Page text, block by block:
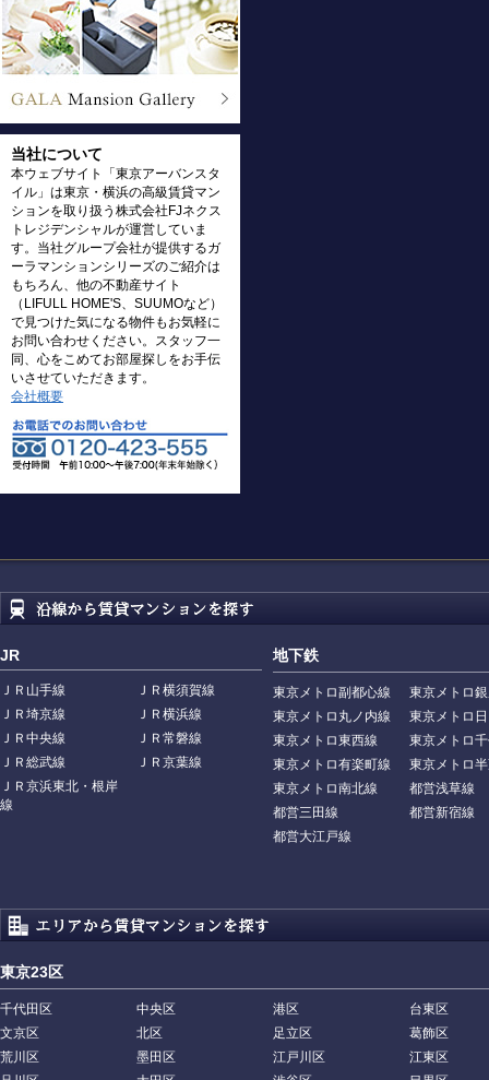
当社について
本ウェブサイト「東京アーバンスタ
イル」は東京・横浜の高級賃貸マン
ションを取り扱う株式会社FJネクス
トレジデンシャルが運営していま
す。当社グループ会社が提供するガ
ーラマンションシリーズのご紹介は
もちろん、他の不動産サイト
（LIFULL HOME'S、SUUMOなど）
で見つけた気になる物件もお気軽に
お問い合わせください。スタッフ一
同、心をこめてお部屋探しをお手伝
いさせていただきます。
会社概要
JR
ＪＲ山手線
ＪＲ横須賀線
ＪＲ埼京線
ＪＲ横浜線
ＪＲ中央線
ＪＲ常磐線
ＪＲ総武線
ＪＲ京葉線
ＪＲ京浜東北・根岸
線
地下鉄
東京メトロ副都心線
東京メトロ
東京メトロ丸ノ内線
東京メトロ
東京メトロ東西線
東京メトロ
東京メトロ有楽町線
東京メトロ
東京メトロ南北線
都営浅草線
都営三田線
都営新宿線
都営大江戸線
東京23区
千代田区 中央区 港区
台東区
文京区
北区 足立区
葛飾区
荒川区
墨田区 江戸川区
江東区